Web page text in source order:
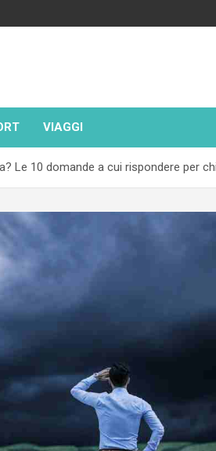
VIAGGI
Le 10 domande a cui rispondere per